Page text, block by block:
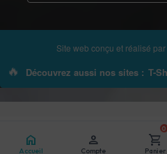
Site web conçu et réalisé par
🔥 Découvrez aussi nos sites : T-
home
Accueil
person
Compte
shopping_cart
0
Panier